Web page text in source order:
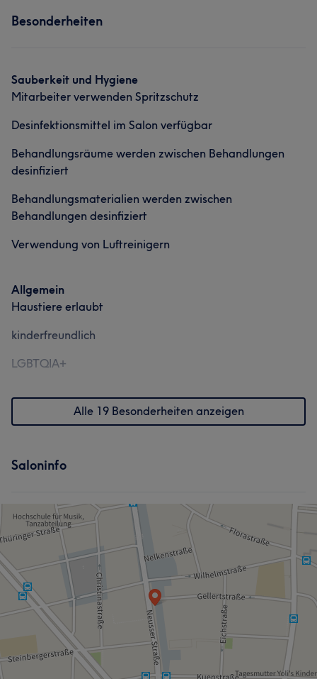
Was unsere Kunden über Mitarbeiter sagen
Gründlich
Rücksichtsvoll 5
Besonderheiten
Sauberkeit und Hygiene
Mitarbeiter verwenden Spritzschutz
Desinfektionsmittel im Salon verfügbar
Behandlungsräume werden zwischen Behandlungen
desinfiziert
Behandlungsmaterialien werden zwischen
Behandlungen desinfiziert
Verwendung von Luftreinigern
Allgemein
Haustiere erlaubt
kinderfreundlich
LGBTQIA+
Alle 19 Besonderheiten anzeigen
Saloninfo